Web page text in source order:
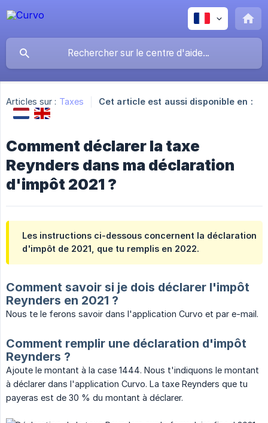
Articles sur : Taxes Cet article est aussi disponible en :
Comment déclarer la taxe
Reynders dans ma déclaration
d'impôt 2021 ?
Les instructions ci-dessous concernent la déclaration
d'impôt de 2021, que tu remplis en 2022.
Comment savoir si je dois déclarer l'impôt
Reynders en 2021 ?
Nous te le ferons savoir dans l'application Curvo et par e-mail.
Comment remplir une déclaration d'impôt
Reynders ?
Ajoute le montant à la case 1444. Nous t'indiquons le montant
à déclarer dans l'application Curvo. La taxe Reynders que tu
payeras est de 30 % du montant à déclarer.